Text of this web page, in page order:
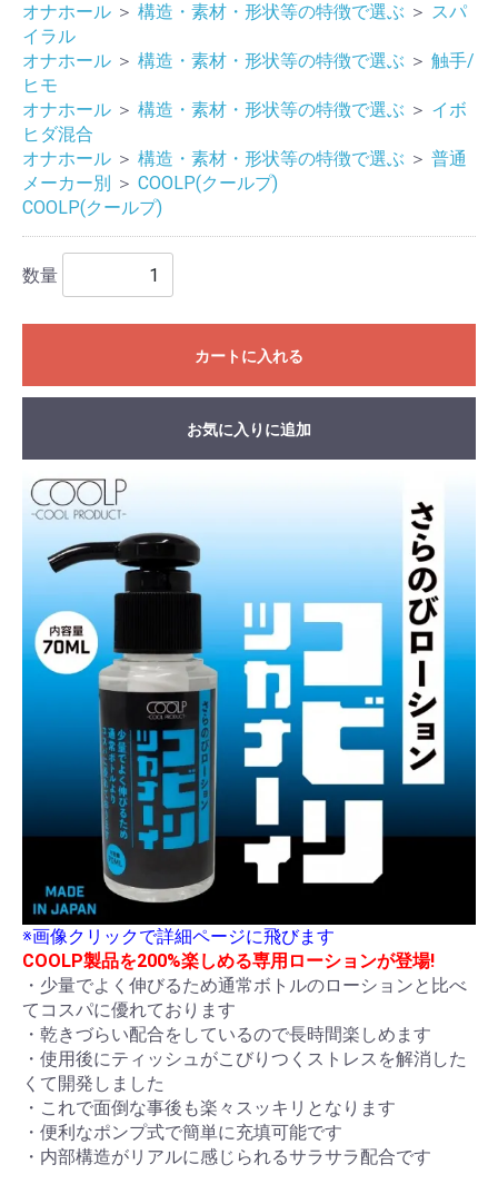
オナホール ＞ 構造・素材・形状等の特徴で選ぶ ＞ スパ
イラル
オナホール ＞ 構造・素材・形状等の特徴で選ぶ ＞ 触手/
ヒモ
オナホール ＞ 構造・素材・形状等の特徴で選ぶ ＞ イボ
ヒダ混合
オナホール ＞ 構造・素材・形状等の特徴で選ぶ ＞ 普通
メーカー別 ＞ COOLP(クールプ)
COOLP(クールプ)
数量
カートに入れる
お気に入りに追加
※画像クリックで詳細ページに飛びます
COOLP製品を200%楽しめる専用ローションが登場!
・少量でよく伸びるため通常ボトルのローションと比べ
てコスパに優れております
・乾きづらい配合をしているので長時間楽しめます
・使用後にティッシュがこびりつくストレスを解消した
くて開発しました
・これで面倒な事後も楽々スッキリとなります
・便利なポンプ式で簡単に充填可能です
・内部構造がリアルに感じられるサラサラ配合です